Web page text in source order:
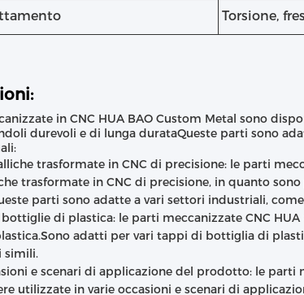
Torsione,
in CNC HUA BAO Custom Metal sono
durevoli e di lunga durataQueste parti sono
trasformate in CNC di precisione: le parti
trasformate in CNC di precisione, in quanto
parti sono adatte a vari settori industriali,
di plastica: le parti meccanizzate CNC
adatti per vari tappi di bottiglia di
simili.
e scenari di applicazione del prodotto: le parti
utilizzate in varie occasioni e scenari di